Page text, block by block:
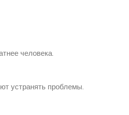
человека.
устранять проблемы.